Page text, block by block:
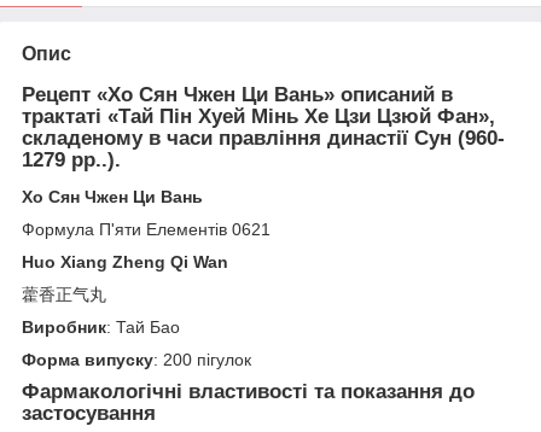
Опис
Рецепт «Хо Сян Чжен Ци Вань» описаний в
трактаті «Тай Пін Хуей Мінь Хе Цзи Цзюй Фан»,
складеному в часи правління династії Сун (960-
1279 рр..).
Хо Сян Чжен Ци Вань
Формула П'яти Елементів 0621
Huo Xiang Zheng Qi Wan
藿香正气丸
Виробник: Тай Бао
Форма випуску: 200 пігулок
Фармакологічні властивості та показання до
застосування